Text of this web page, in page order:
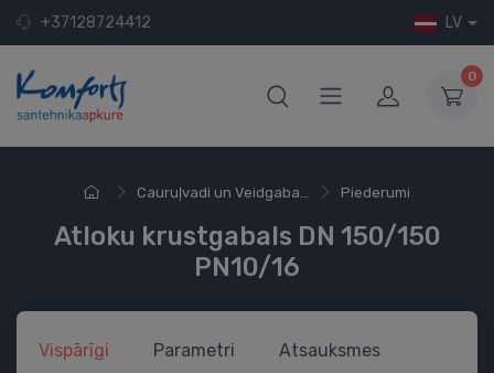
+37128724412 LV
0
Cauruļvadi un Veidgaba... Piederumi
Atloku krustgabals DN 150/150
PN10/16
Vispārīgi Parametri Atsauksmes